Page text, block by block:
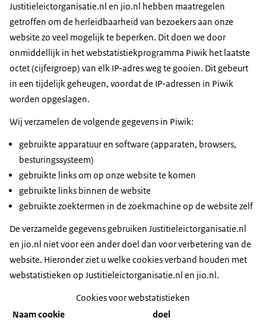
Justitieleictorganisatie.nl en jio.nl hebben maatregelen
getroffen om de herleidbaarheid van bezoekers aan onze
website zo veel mogelijk te beperken. Dit doen we door
onmiddellijk in het webstatistiekprogramma Piwik het laatste
octet (cijfergroep) van elk IP-adres weg te gooien. Dit gebeurt
in een tijdelijk geheugen, voordat de IP-adressen in Piwik
worden opgeslagen.
Wij verzamelen de volgende gegevens in Piwik:
gebruikte apparatuur en software (apparaten, browsers,
besturingssysteem)
gebruikte links om op onze website te komen
gebruikte links binnen de website
gebruikte zoektermen in de zoekmachine op de website zelf
De verzamelde gegevens gebruiken Justitieleictorganisatie.nl
en jio.nl niet voor een ander doel dan voor verbetering van de
website. Hieronder ziet u welke cookies verband houden met
webstatistieken op Justitieleictorganisatie.nl en jio.nl.
Cookies voor webstatistieken
Naam cookie
doel